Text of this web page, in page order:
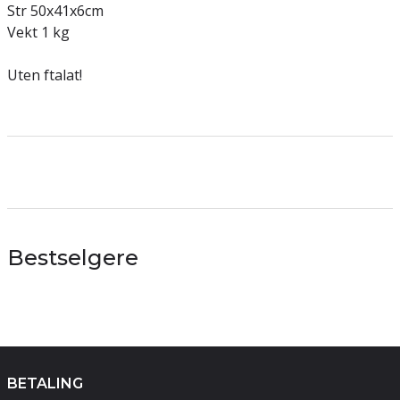
Str 50x41x6cm
Vekt 1 kg
Uten ftalat!
Bestselgere
BETALING